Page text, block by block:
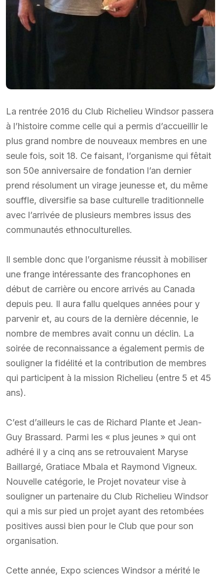
La rentrée 2016 du Club Richelieu Windsor passera
à l’histoire comme celle qui a permis d’accueillir le
plus grand nombre de nouveaux membres en une
seule fois, soit 18. Ce faisant, l’organisme qui fêtait
son 50e anniversaire de fondation l’an dernier
prend résolument un virage jeunesse et, du même
souffle, diversifie sa base culturelle traditionnelle
avec l’arrivée de plusieurs membres issus des
communautés ethnoculturelles.
Il semble donc que l’organisme réussit à mobiliser
une frange intéressante des francophones en
début de carrière ou encore arrivés au Canada
depuis peu. Il aura fallu quelques années pour y
parvenir et, au cours de la dernière décennie, le
nombre de membres avait connu un déclin. La
soirée de reconnaissance a également permis de
souligner la fidélité et la contribution de membres
qui participent à la mission Richelieu (entre 5 et 45
ans).
C’est d’ailleurs le cas de Richard Plante et Jean-
Guy Brassard. Parmi les « plus jeunes » qui ont
adhéré il y a cinq ans se retrouvaient Maryse
Baillargé, Gratiace Mbala et Raymond Vigneux.
Nouvelle catégorie, le Projet novateur vise à
souligner un partenaire du Club Richelieu Windsor
qui a mis sur pied un projet ayant des retombées
positives aussi bien pour le Club que pour son
organisation.
Cette année, Expo sciences Windsor a mérité le